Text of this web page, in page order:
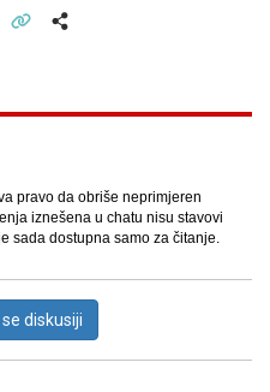
pravo da obriše neprimjeren
iznešena u chatu nisu stavovi
sada dostupna samo za čitanje.
diskusiji